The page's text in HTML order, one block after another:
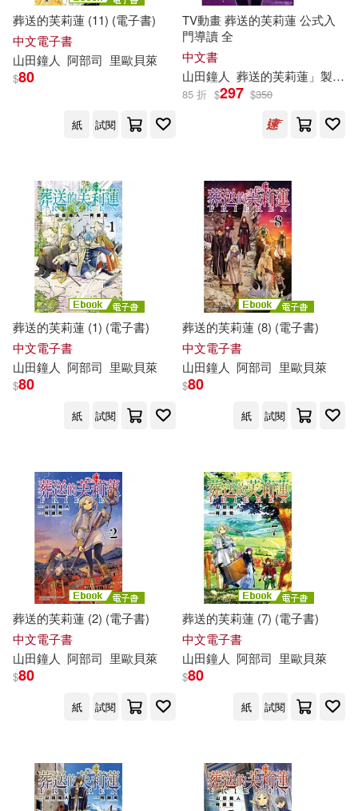
葬送的芙莉蓮 (11) (電子書)
中文電子書
山田鐘人 阿部司 里歐貝萊
$80
紙 試閱
TV動畫 葬送的芙莉蓮 公式入
門導讀 全
中文書
山田鐘人 葬送的芙莉蓮」製作委員會
85 折 $297 $350
葬送的芙莉蓮 (1) (電子書)
中文電子書
山田鐘人 阿部司 里歐貝萊
$80
紙 試閱
葬送的芙莉蓮 (8) (電子書)
中文電子書
山田鐘人 阿部司 里歐貝萊
$80
紙 試閱
葬送的芙莉蓮 (2) (電子書)
中文電子書
山田鐘人 阿部司 里歐貝萊
$80
紙 試閱
葬送的芙莉蓮 (7) (電子書)
中文電子書
山田鐘人 阿部司 里歐貝萊
$80
紙 試閱